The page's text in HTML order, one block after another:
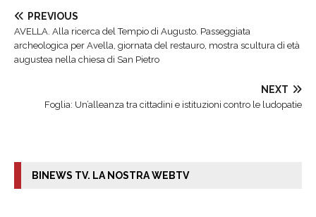
PREVIOUS
AVELLA. Alla ricerca del Tempio di Augusto. Passeggiata
archeologica per Avella, giornata del restauro, mostra scultura di età
augustea nella chiesa di San Pietro
NEXT
Foglia: Un’alleanza tra cittadini e istituzioni contro le ludopatie
BINEWS TV. LA NOSTRA WEBTV